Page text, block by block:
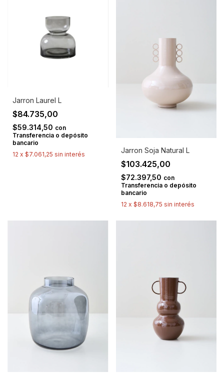
Jarron Laurel L
$84.735,00
$59.314,50 con
Transferencia o depósito
bancario
12 x $7.061,25 sin interés Jarron Soja Natural L
$103.425,00
$72.397,50 con
Transferencia o depósito
bancario
12 x $8.618,75 sin interés